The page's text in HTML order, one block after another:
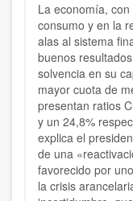
La economía,
consumo y en la
alas al sistema
buenos
solvencia en su
mayor cuota de
presentan ratios
y un 24,8%
explica el
de una
favorecido por
la crisis